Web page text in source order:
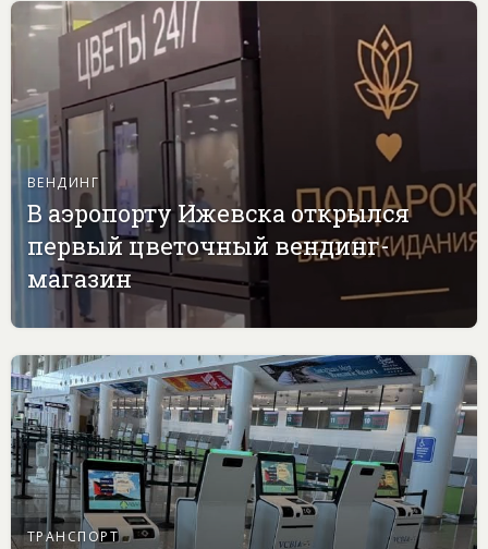
ВЕНДИНГ
В аэропорту Ижевска открылся
первый цветочный вендинг-
магазин
ТРАНСПОРТ